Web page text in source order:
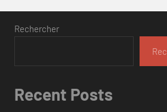
Rechercher
Recent Posts